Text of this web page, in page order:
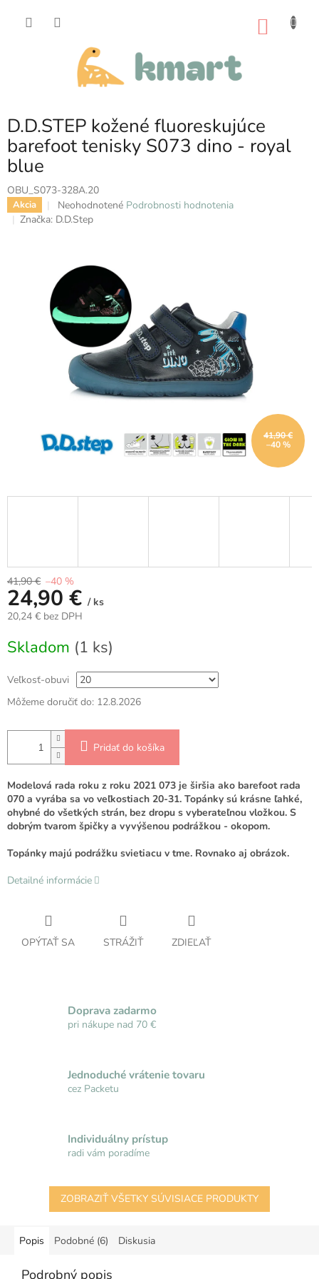
D.D.STEP kožené fluoreskujúce
barefoot tenisky S073 dino - royal
blue
OBU_S073-328A.20
Akcia
Priemerné
hodnotenie
5
hviezdičiek.
Neohodnotené Podrobnosti hodnotenia
Značka: D.D.Step
41,90 €
–40 %
41,90 € –40 %
24,90 € / ks
20,24 € bez DPH
cena:
Skladom (1 ks)
Veľkosť-obuvi
Môžeme doručiť do: 12.8.2026
Pridať do košíka
Modelová rada roku z roku 2021 073 je širšia ako barefoot rada
070 a vyrába sa vo veľkostiach 20-31. Topánky sú krásne ľahké,
ohybné do všetkých strán, bez dropu s vyberateľnou vložkou. S
dobrým tvarom špičky a vyvýšenou podrážkou - okopom.
Topánky majú podrážku svietiacu v tme. Rovnako aj obrázok.
Detailné informácie
OPÝTAŤ SA STRÁŽIŤ ZDIEĽAŤ
Doprava zadarmo
pri nákupe nad 70 €
Jednoduché vrátenie tovaru
cez Packetu
Individuálny prístup
radi vám poradíme
ZOBRAZIŤ VŠETKY SÚVISIACE PRODUKTY
Popis Podobné (6) Diskusia
Podrobný popis